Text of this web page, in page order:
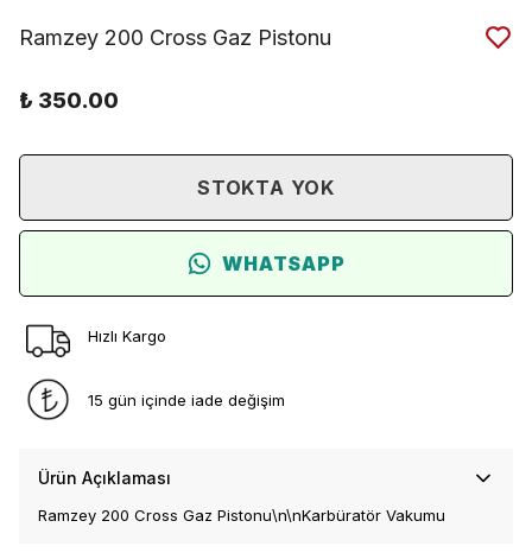
Ramzey 200 Cross Gaz Pistonu
₺ 350.00
STOKTA YOK
WHATSAPP
Hızlı Kargo
15 gün içinde iade değişim
Ürün Açıklaması
Ramzey 200 Cross Gaz Pistonu\n\nKarbüratör Vakumu